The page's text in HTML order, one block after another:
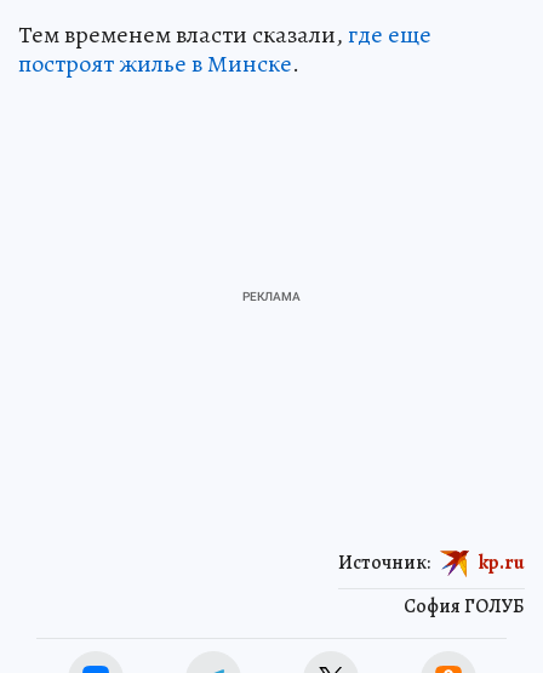
Тем временем власти сказали,где еще
построят жилье в Минске.
София ГОЛУБ
Источник: kp.ru